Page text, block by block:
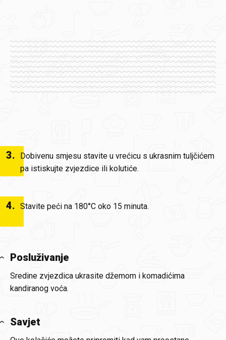
3.
Dobivenu smjesu stavite u vrećicu s ukrasnim tuljčićem
pa istiskujte zvjezdice ili kolutiće.
4. Stavite peći na 180°C oko 15 minuta.
Posluživanje
Sredine zvjezdica ukrasite džemom i komadićima
kandiranog voća.
Savjet